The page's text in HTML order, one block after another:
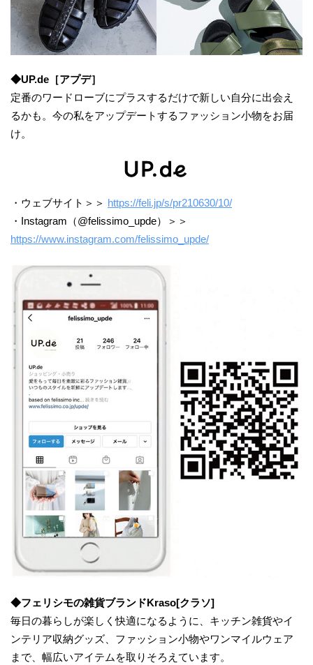
◆UP.de［アプデ］
定番のワードローブにプラスするだけで新しい自分に出会え
るかも。今の私をアップデートするファッション小物をお届
け。
・ウェブサイト＞＞ https://feli.jp/s/pr210630/10/
・Instagram（@felissimo_upde）＞＞
https://www.instagram.com/felissimo_upde/
◆フェリシモの雑貨ブランドKraso[クラソ]
毎日の暮らしが楽しく快適になるように、キッチン雑貨やイ
ンテリア収納グッズ、ファッション小物やワンマイルウェア
まで、幅広いアイテムを取りそろえています。